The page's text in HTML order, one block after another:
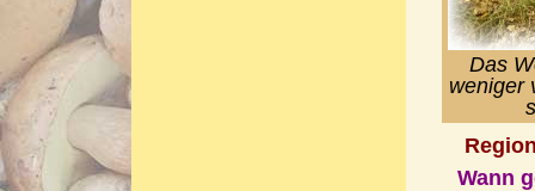
Das
weniger
Wann